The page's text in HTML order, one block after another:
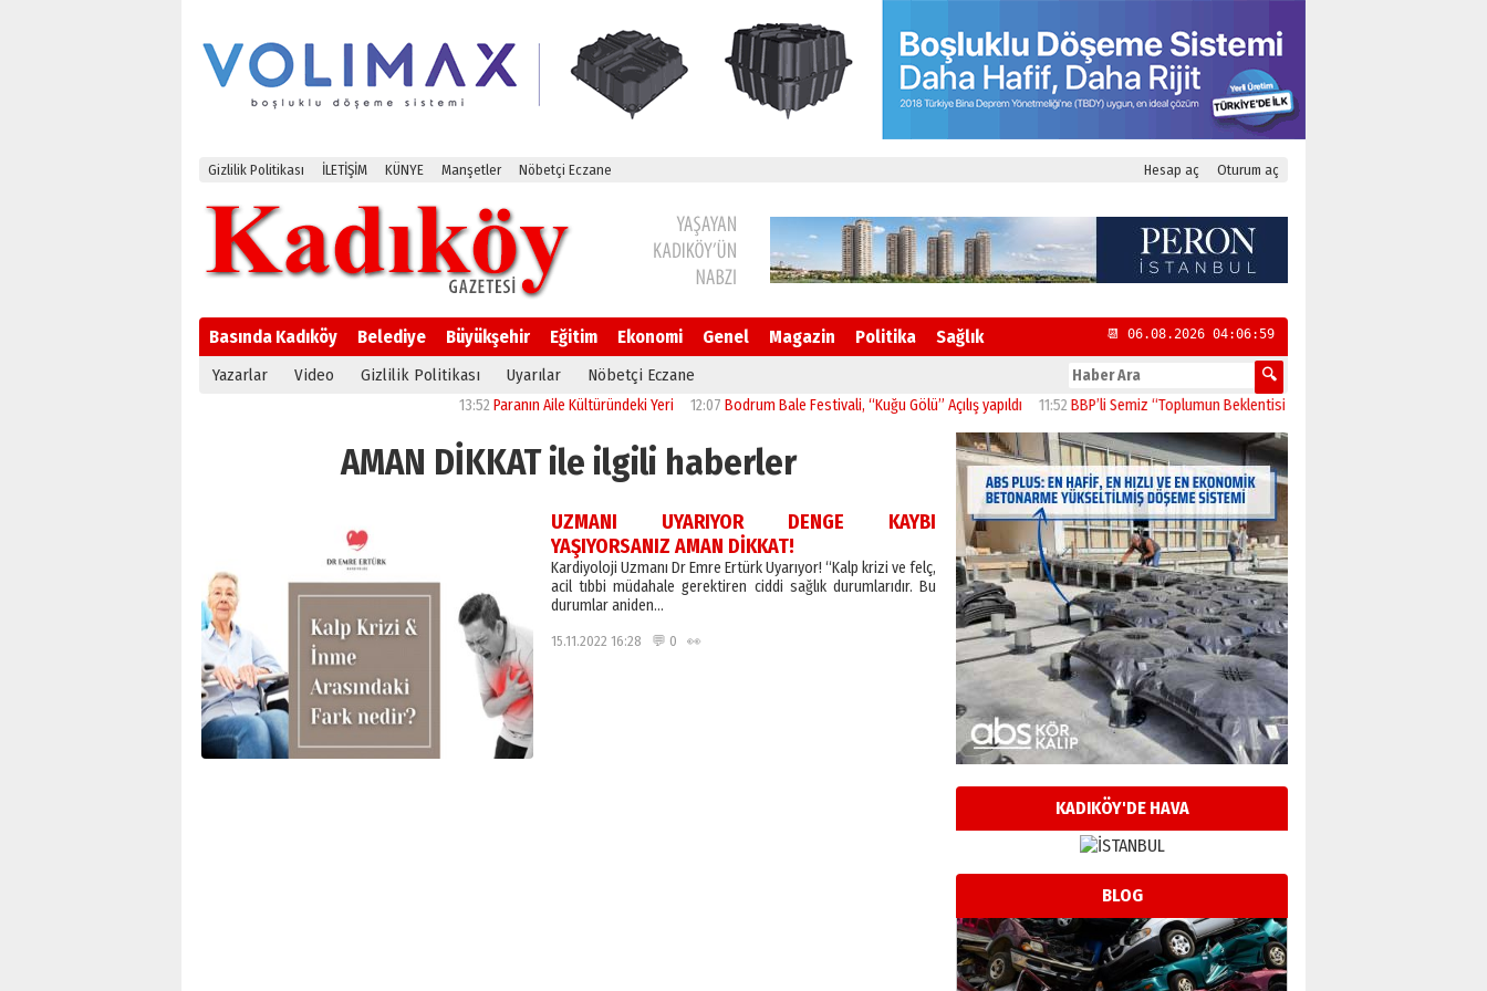
Gizlilik Politikası İLETİŞİM KÜNYE Manşetler Nöbetçi Eczane Hesap aç Oturum aç
Basında Kadıköy Belediye Büyükşehir Eğitim Ekonomi Genel Magazin Politika Sağlık 📆 06.08.2026 04:07:00
Yazarlar Video Gizlilik Politikası Uyarılar Nöbetçi Eczane
Paranın Aile Kültüründeki Yeri 12:07 Bodrum Bale Festivali, “Kuğu Gölü” Açılış yapıldı 11:52 BBP’li Semiz “Toplumun Beklentisi Emeklilerin Daha Güçlü
AMAN DİKKAT ile ilgili haberler
UZMANI UYARIYOR DENGE KAYBI
YAŞIYORSANIZ AMAN DİKKAT!
Kardiyoloji Uzmanı Dr Emre Ertürk Uyarıyor! “Kalp krizi ve felç,
acil tıbbi müdahale gerektiren ciddi sağlık durumlarıdır. Bu
durumlar aniden…
15.11.2022 16:28 💬 0 👀
KADIKÖY'DE HAVA
BLOG